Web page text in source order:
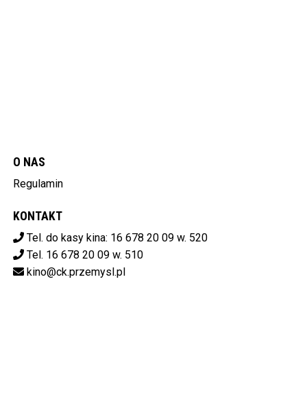
O NAS
Regulamin
KONTAKT
Tel. do kasy kina: 16 678 20 09 w. 520
Tel. 16 678 20 09 w. 510
kino@ck.przemysl.pl